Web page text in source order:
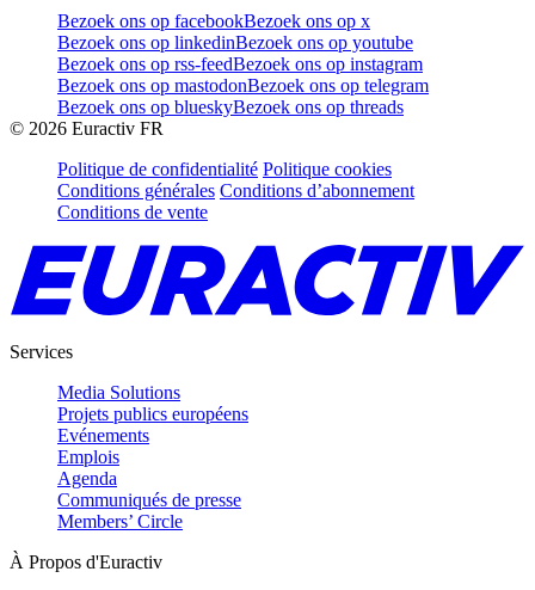
Bezoek ons op facebookBezoek ons op x
Bezoek ons op linkedinBezoek ons op youtube
Bezoek ons op rss-feedBezoek ons op instagram
Bezoek ons op mastodonBezoek ons op telegram
Bezoek ons op blueskyBezoek ons op threads
© 2026 Euractiv FR
Politique de confidentialité Politique cookies
Conditions générales Conditions d’abonnement
Conditions de vente
Services
Media Solutions
Projets publics européens
Evénements
Emplois
Agenda
Communiqués de presse
Members’ Circle
À Propos d'Euractiv